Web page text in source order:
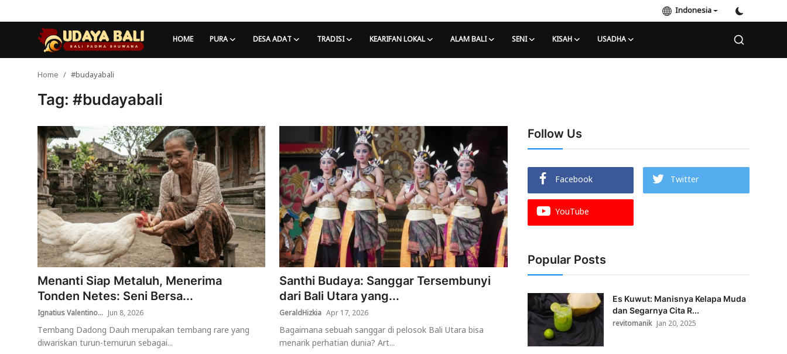
Indonesia
HOME PURA DESA ADAT TRADISI KEARIFAN LOKAL ALAM BALI SENI KISAH USADHA
Desa Adat
Tradisi
Kearifan lokal
Alam Bali
Usadha
Indonesia
Home #budayabali
Tag: #budayabali
Menanti Siap Metaluh, Menerima
Tonden Netes: Seni Bersa...
Ignatius Valentino... Jun 8, 2026
Tembang Dadong Dauh merupakan tembang rare yang
diwariskan turun-temurun sebagai...
Santhi Budaya: Sanggar Tersembunyi
dari Bali Utara yang...
GeraldHizkia Apr 17, 2026
Bagaimana sebuah sanggar di pelosok Bali Utara bisa
menarik perhatian dunia? Art...
Follow Us
Facebook
Twitter
YouTube
Popular Posts
Es Kuwut: Manisnya Kelapa Muda
dan Segarnya Cita R...
revitomanik Jan 20, 2025